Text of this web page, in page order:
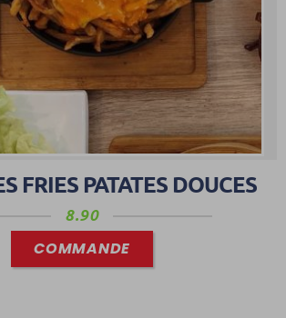
FRIES PATATES DOUCES
8.90
COMMANDE